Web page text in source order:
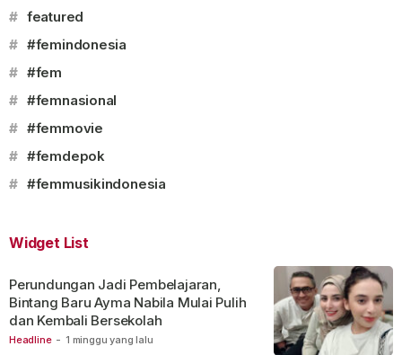
# featured
# #femindonesia
# #fem
# #femnasional
# #femmovie
# #femdepok
# #femmusikindonesia
Widget List
Headline - 1 minggu yang lalu
Perundungan Jadi Pembelajaran,
Bintang Baru Ayma Nabila Mulai Pulih
dan Kembali Bersekolah